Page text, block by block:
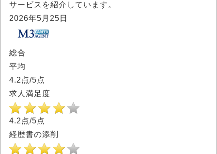
サービスを紹介しています。
2026年5月25日
総合
平均
4.2 点/5点
求人満足度
4.2点/5点
経歴書の添削